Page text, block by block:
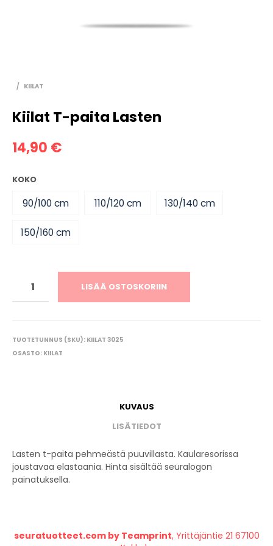
/ KIILAT
Kiilat T-paita Lasten
14,90 €
KOKO
90/100 cm 110/120 cm 130/140 cm
150/160 cm
LISÄÄ OSTOSKORIIN
TUOTETUNNUS (SKU): KIILAT 3025
OSASTO: KIILAT
KUVAUS
LISÄTIEDOT
Lasten t-paita pehmeästä puuvillasta. Kaularesorissa
joustavaa elastaania. Hinta sisältää seuralogon
painatuksella.
seuratuotteet.com by Teamprint, Yrittäjäntie 21 67100